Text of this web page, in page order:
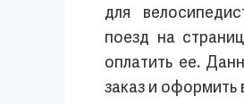
для
поезд на
оплатить ее.
заказ и оформить